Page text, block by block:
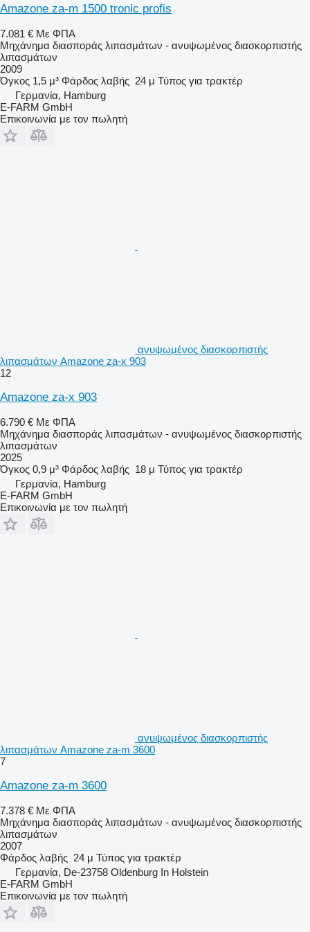
Amazone za-m 1500 tronic profis
7.081 € Με ΦΠΑ
Μηχάνημα διασποράς λιπασμάτων - ανυψωμένος διασκορπιστής
λιπασμάτων
2009
Όγκος 1,5 μ³ Φάρδος λαβής 24 μ Τύπος για τρακτέρ
Γερμανία, Hamburg
E-FARM GmbH
Επικοινωνία με τον πωλητή
ανυψωμένος διασκορπιστής
λιπασμάτων Amazone za-x 903
12
Amazone za-x 903
6.790 € Με ΦΠΑ
Μηχάνημα διασποράς λιπασμάτων - ανυψωμένος διασκορπιστής
λιπασμάτων
2025
Όγκος 0,9 μ³ Φάρδος λαβής 18 μ Τύπος για τρακτέρ
Γερμανία, Hamburg
E-FARM GmbH
Επικοινωνία με τον πωλητή
ανυψωμένος διασκορπιστής
λιπασμάτων Amazone za-m 3600
7
Amazone za-m 3600
7.378 € Με ΦΠΑ
Μηχάνημα διασποράς λιπασμάτων - ανυψωμένος διασκορπιστής
λιπασμάτων
2007
Φάρδος λαβής 24 μ Τύπος για τρακτέρ
Γερμανία, De-23758 Oldenburg In Holstein
E-FARM GmbH
Επικοινωνία με τον πωλητή